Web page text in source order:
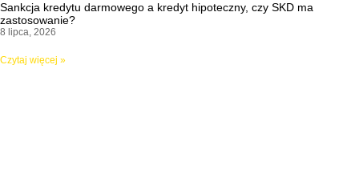
Sankcja kredytu darmowego a kredyt hipoteczny, czy SKD ma
zastosowanie?
8 lipca, 2026
Czytaj więcej »